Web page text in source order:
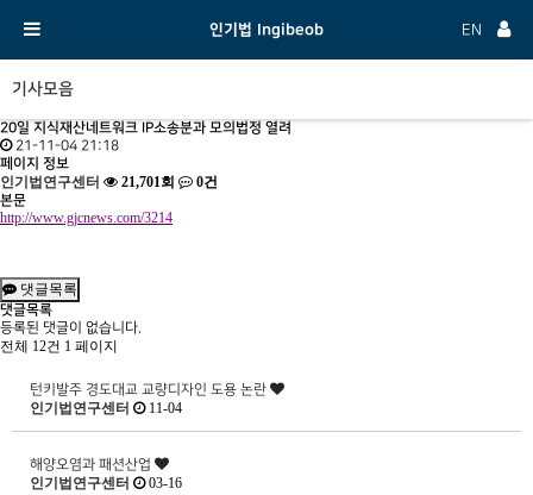
인기법 Ingibeob EN
기사모음
20일 지식재산네트워크 IP소송분과 모의법정 열려
21-11-04 21:18
페이지 정보
인기법연구센터 21,701회 0건
본문
http://www.gjcnews.com/3214
댓글목록
댓글목록
등록된 댓글이 없습니다.
전체 12건 1 페이지
턴키발주 경도대교 교량디자인 도용 논란
인기법연구센터 11-04
해양오염과 패션산업
인기법연구센터 03-16